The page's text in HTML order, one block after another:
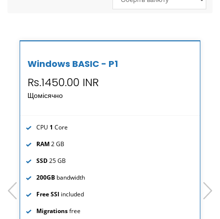
Windows BASIC - P1
Rs.1450.00 INR
Щомісячно
CPU 1 Core
RAM2 GB
SSD25 GB
200GB bandwidth
Free SSl included
Migrationsfree
prev next